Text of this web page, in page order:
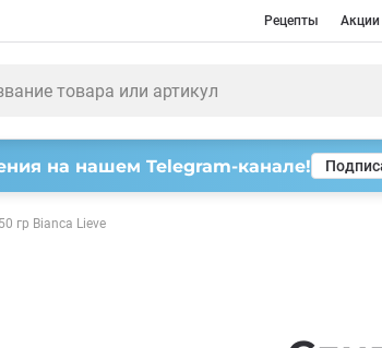
Рецепты Акции
на нашем Telegram-канале!
гр Bianca Lieve